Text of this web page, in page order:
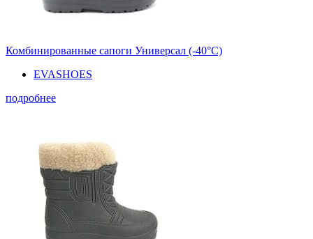
Комбинированные сапоги Универсал (-40°С)
EVASHOES
подробнее